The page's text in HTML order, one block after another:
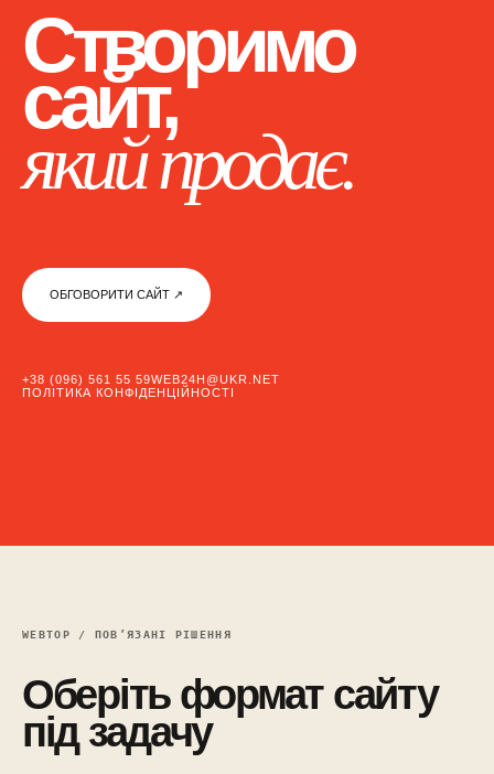
Створимо
сайт,
який продає.
ОБГОВОРИТИ САЙТ ↗︎
+38 (096) 561 55 59WEB24H@UKR.NET
ПОЛІТИКА КОНФІДЕНЦІЙНОСТІ
WEBTOP / ПОВ’ЯЗАНІ РІШЕННЯ
Оберіть формат сайту
під задачу